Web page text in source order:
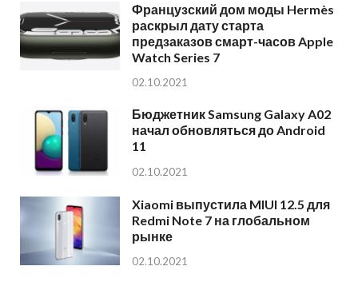
Французский дом моды Hermès
раскрыл дату старта
предзаказов смарт-часов Apple
Watch Series 7
02.10.2021
Бюджетник Samsung Galaxy A02
начал обновляться до Android
11
02.10.2021
Xiaomi выпустила MIUI 12.5 для
Redmi Note 7 на глобальном
рынке
02.10.2021